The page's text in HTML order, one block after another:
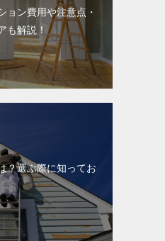
ョン費用や注意点・
も解説！
？選ぶ際に知ってお